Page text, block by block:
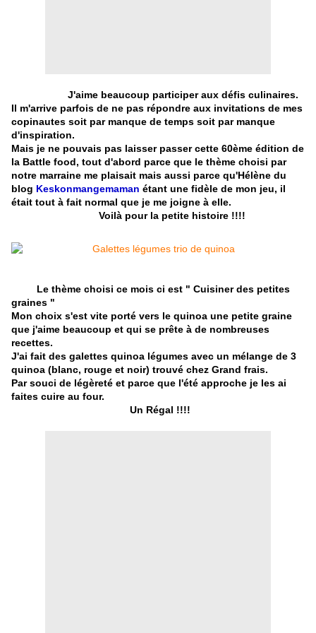
J'aime beaucoup participer aux défis culinaires.
Il m'arrive parfois de ne pas répondre aux invitations de mes
copinautes soit par manque de temps soit par manque
d'inspiration.
Mais je ne pouvais pas laisser passer cette 60ème édition de
la Battle food, tout d'abord parce que le thème choisi par
notre marraine me plaisait mais aussi parce qu'Hélène du
blog Keskonmangemaman étant une fidèle de mon jeu, il
était tout à fait normal que je me joigne à elle.
Voilà pour la petite histoire !!!!
Le thème choisi ce mois ci est " Cuisiner des petites
graines "
Mon choix s'est vite porté vers le quinoa une petite graine
que j'aime beaucoup et qui se prête à de nombreuses
recettes.
J'ai fait des galettes quinoa légumes avec un mélange de 3
quinoa (blanc, rouge et noir) trouvé chez Grand frais.
Par souci de légèreté et parce que l'été approche je les ai
faites cuire au four.
Un Régal !!!!